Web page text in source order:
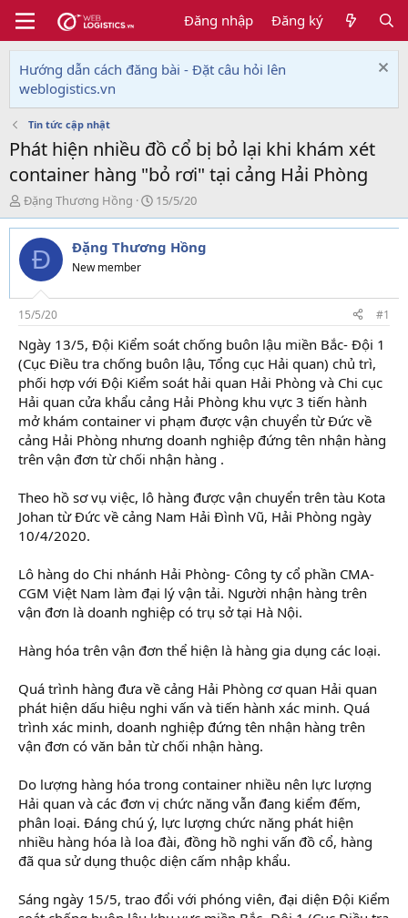
Đăng nhập Đăng ký
Hướng dẫn cách đăng bài - Đặt câu hỏi lên
weblogistics.vn
Tin tức cập nhật
Phát hiện nhiều đồ cổ bị bỏ lại khi khám xét
container hàng "bỏ rơi" tại cảng Hải Phòng
T
h
r
e
d
s
t
a
r
t
e
r
Đặng Thương Hồng
N
g
à
y
i
15/5/20
Đ Đặng Thương Hồng
New member
15/5/20 #1
Ngày 13/5, Đội Kiểm soát chống buôn lậu miền Bắc- Đội 1
(Cục Điều tra chống buôn lậu, Tổng cục Hải quan) chủ trì,
phối hợp với Đội Kiểm soát hải quan Hải Phòng và Chi cục
Hải quan cửa khẩu cảng Hải Phòng khu vực 3 tiến hành
mở khám container vi phạm được vận chuyển từ Đức về
cảng Hải Phòng nhưng doanh nghiệp đứng tên nhận hàng
trên vận đơn từ chối nhận hàng .
Theo hồ sơ vụ việc, lô hàng được vận chuyển trên tàu Kota
Johan từ Đức về cảng Nam Hải Đình Vũ, Hải Phòng ngày
10/4/2020.
Lô hàng do Chi nhánh Hải Phòng- Công ty cổ phần CMA-
CGM Việt Nam làm đại lý vận tải. Người nhận hàng trên
vận đơn là doanh nghiệp có trụ sở tại Hà Nội.
Hàng hóa trên vận đơn thể hiện là hàng gia dụng các loại.
Quá trình hàng đưa về cảng Hải Phòng cơ quan Hải quan
phát hiện dấu hiệu nghi vấn và tiến hành xác minh. Quá
trình xác minh, doanh nghiệp đứng tên nhận hàng trên
vận đơn có văn bản từ chối nhận hàng.
Do lượng hàng hóa trong container nhiều nên lực lượng
Hải quan và các đơn vị chức năng vẫn đang kiểm đếm,
phân loại. Đáng chú ý, lực lượng chức năng phát hiện
nhiều hàng hóa là loa đài, đồng hồ nghi vấn đồ cổ, hàng
đã qua sử dụng thuộc diện cấm nhập khẩu.
Sáng ngày 15/5, trao đổi với phóng viên, đại diện Đội Kiểm